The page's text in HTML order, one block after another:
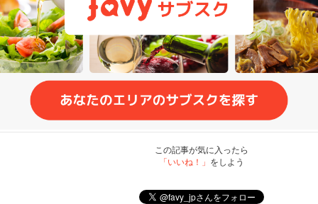
この記事が気に入ったら
「いいね！」 をしよう